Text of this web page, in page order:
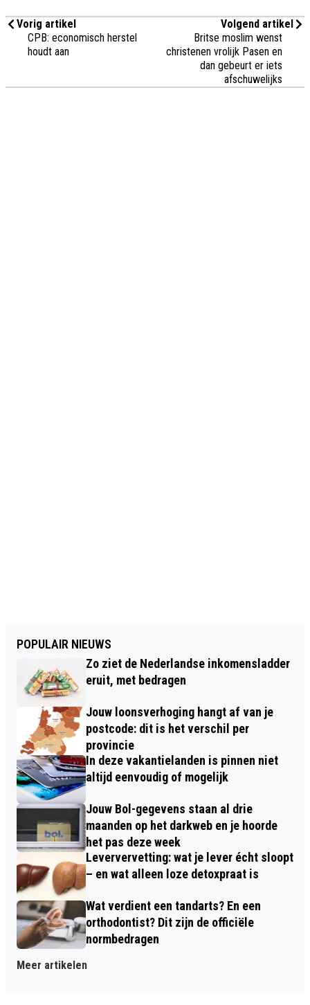
Vorig artikel
CPB: economisch herstel
houdt aan
Volgend artikel
Britse moslim wenst
christenen vrolijk Pasen en
dan gebeurt er iets
afschuwelijks
POPULAIR NIEUWS
Zo ziet de Nederlandse inkomensladder
eruit, met bedragen
Jouw loonsverhoging hangt af van je
postcode: dit is het verschil per
provincie
In deze vakantielanden is pinnen niet
altijd eenvoudig of mogelijk
Jouw Bol-gegevens staan al drie
maanden op het darkweb en je hoorde
het pas deze week
Leververvetting: wat je lever écht sloopt
– en wat alleen loze detoxpraat is
Wat verdient een tandarts? En een
orthodontist? Dit zijn de officiële
normbedragen
Meer artikelen